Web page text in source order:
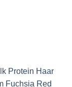
Protein Haar
Fuchsia Red